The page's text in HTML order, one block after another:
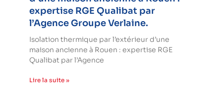
expertise RGE Qualibat par
l’Agence Groupe Verlaine.
Isolation thermique par l’extérieur d’une
maison ancienne à Rouen : expertise RGE
Qualibat par l’Agence
Lire la suite »